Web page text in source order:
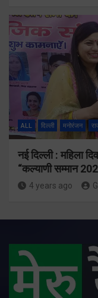
ALL दिल्ली मनोरंजन
नई दिल्ली : महिला
“कल्याणी सम्मान
4 years ago